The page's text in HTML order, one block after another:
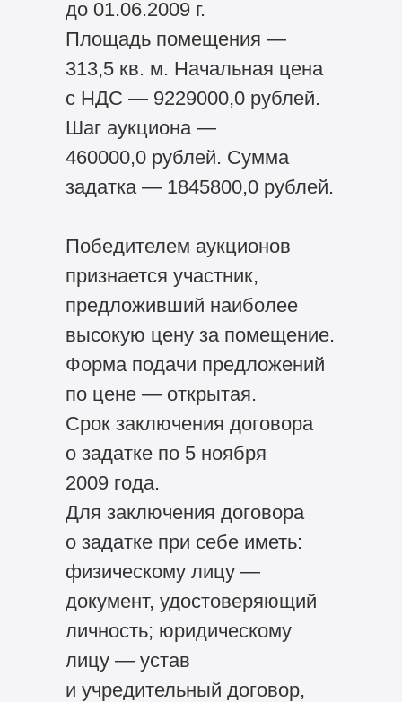
до 01.06.2009 г.
Площадь помещения —
313,5 кв. м. Начальная цена
с НДС — 9229000,0 рублей.
Шаг аукциона —
460000,0 рублей. Сумма
задатка — 1845800,0 рублей.
Победителем аукционов
признается участник,
предложивший наиболее
высокую цену за помещение.
Форма подачи предложений
по цене — открытая.
Срок заключения договора
о задатке по 5 ноября
2009 года.
Для заключения договора
о задатке при себе иметь:
физическому лицу —
документ, удостоверяющий
личность; юридическому
лицу — устав
и учредительный договор,